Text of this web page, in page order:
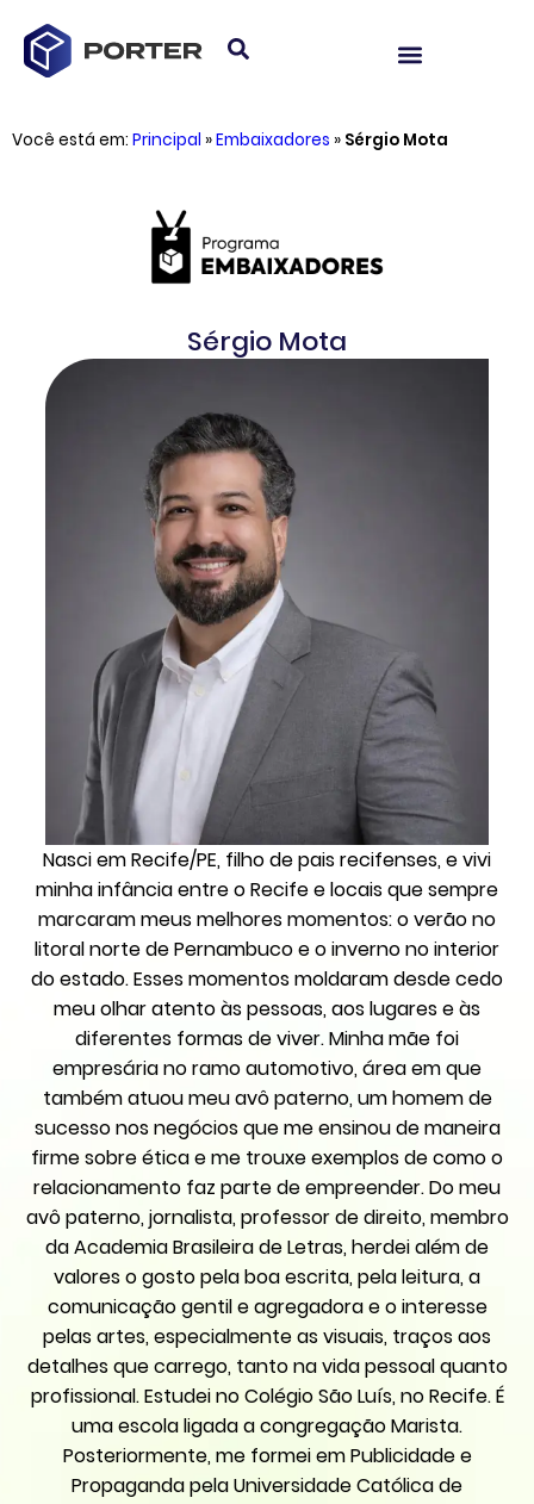
Você está em: Principal »Embaixadores » Sérgio Mota
Sérgio Mota
Nasci em Recife/PE, filho de pais recifenses, e vivi
minha infância entre o Recife e locais que sempre
marcaram meus melhores momentos: o verão no
litoral norte de Pernambuco e o inverno no interior
do estado. Esses momentos moldaram desde cedo
meu olhar atento às pessoas, aos lugares e às
diferentes formas de viver. Minha mãe foi
empresária no ramo automotivo, área em que
também atuou meu avô paterno, um homem de
sucesso nos negócios que me ensinou de maneira
firme sobre ética e me trouxe exemplos de como o
relacionamento faz parte de empreender. Do meu
avô paterno, jornalista, professor de direito, membro
da Academia Brasileira de Letras, herdei além de
valores o gosto pela boa escrita, pela leitura, a
comunicação gentil e agregadora e o interesse
pelas artes, especialmente as visuais, traços aos
detalhes que carrego, tanto na vida pessoal quanto
profissional. Estudei no Colégio São Luís, no Recife. É
uma escola ligada a congregação Marista.
Posteriormente, me formei em Publicidade e
Propaganda pela Universidade Católica de